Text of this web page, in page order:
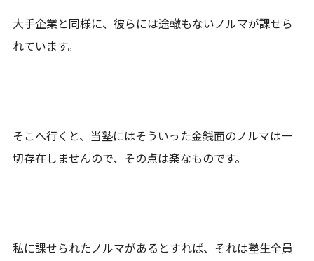
大手企業と同様に、彼らには途轍もないノルマが課せら
れています。
そこへ行くと、当塾にはそういった金銭面のノルマは一
切存在しませんので、その点は楽なものです。
私に課せられたノルマがあるとすれば、それは塾生全員